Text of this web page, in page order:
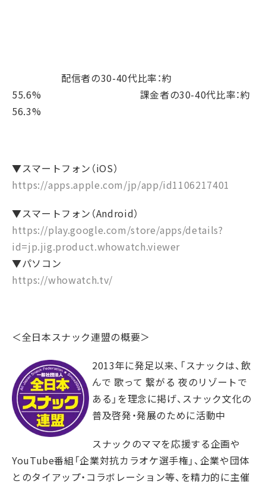
配信者の30-40代比率：約
55.6% 課金者の30-40代比率：約
56.3%
▼スマートフォン（iOS）
https://apps.apple.com/jp/app/id1106217401
▼スマートフォン（Android）
https://play.google.com/store/apps/details?
id=jp.jig.product.whowatch.viewer
▼パソコン
https://whowatch.tv/
＜全日本スナック連盟の概要＞
2013年に発足以来、「スナックは、飲
んで 歌って 繋がる 夜のリゾートで
ある」を理念に掲げ、スナック文化の
普及啓発・発展のために活動中
スナックのママを応援する企画や
YouTube番組「企業対抗カラオケ選手権」、企業や団体
とのタイアップ・コラボレーション等、を精力的に主催